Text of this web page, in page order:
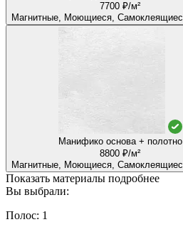
7700 ₽/м²
Манифико основа + полотно
8800 ₽/м²
Показать материалы подробнее
Вы выбрали:
Полос: 1